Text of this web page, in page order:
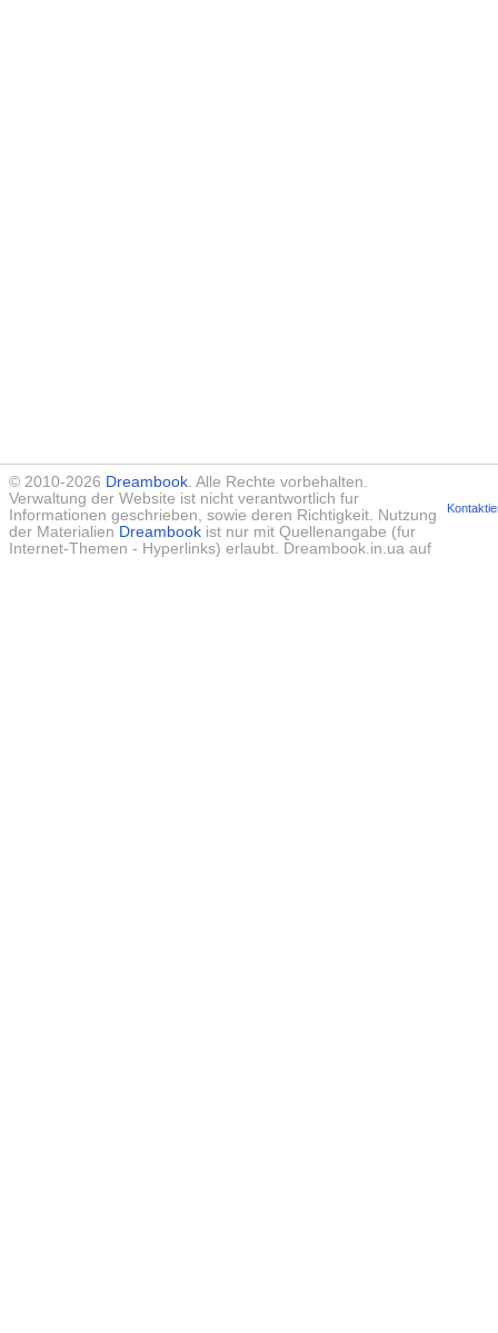
© 2010-2026 Dreambook. Alle Rechte vorbehalten.
Verwaltung der Website ist nicht verantwortlich fur
Informationen geschrieben, sowie deren Richtigkeit. Nutzung
der Materialien Dreambook ist nur mit Quellenangabe (fur
Internet-Themen - Hyperlinks) erlaubt. Dreambook.in.ua auf